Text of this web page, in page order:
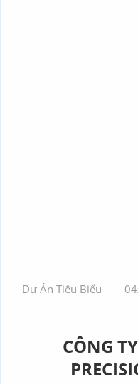
Dự Án Tiêu Biểu
CÔNG